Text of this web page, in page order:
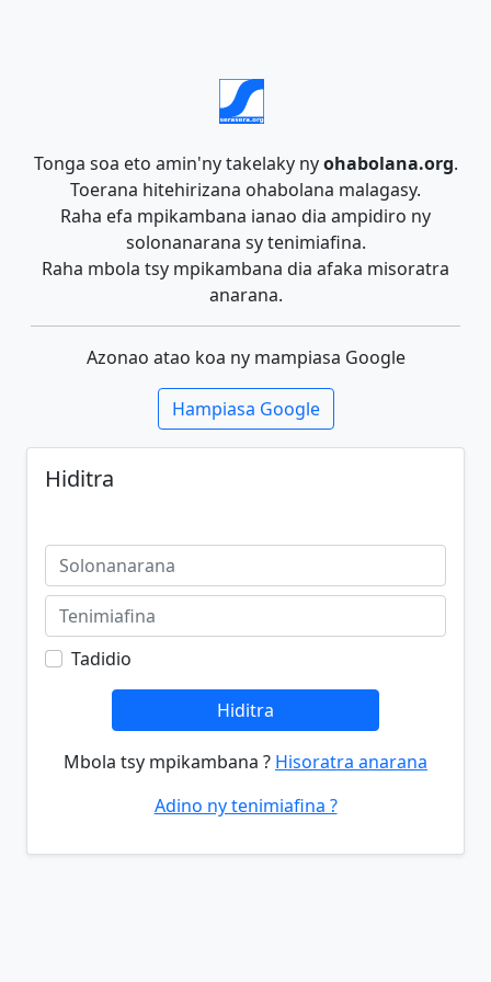
Tonga soa eto amin'ny takelaky nyohabolana.org.
Toerana hitehirizana ohabolana malagasy.
Raha efa mpikambana ianao dia ampidiro ny
solonanarana sy tenimiafina.
Raha mbola tsy mpikambana dia afaka misoratra
anarana.
Azonao atao koa ny mampiasa Google
Hampiasa Google
Hiditra
Tadidio
Hiditra
Mbola tsy mpikambana ? Hisoratra anarana
Adino ny tenimiafina ?